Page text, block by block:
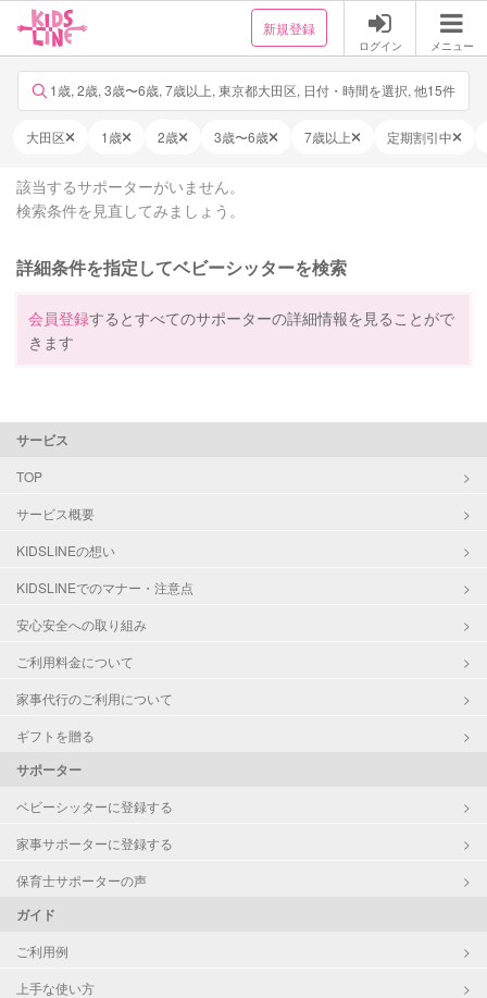
新規登録
ログイン メニュー
1歳, 2歳, 3歳〜6歳, 7歳以上, 東京都大田区, 日付・時間を選択, 他15件
大田区 1歳 2歳 3歳〜6歳 7歳以上 定期割引中
該当するサポーターがいません。
検索条件を見直してみましょう。
詳細条件を指定してベビーシッターを検索
会員登録するとすべてのサポーターの詳細情報を見ることがで
きます
サービス
TOP
サービス概要
KIDSLINEの想い
KIDSLINEでのマナー・注意点
安心安全への取り組み
ご利用料金について
家事代行のご利用について
ギフトを贈る
サポーター
ベビーシッターに登録する
家事サポーターに登録する
保育士サポーターの声
ガイド
ご利用例
上手な使い方